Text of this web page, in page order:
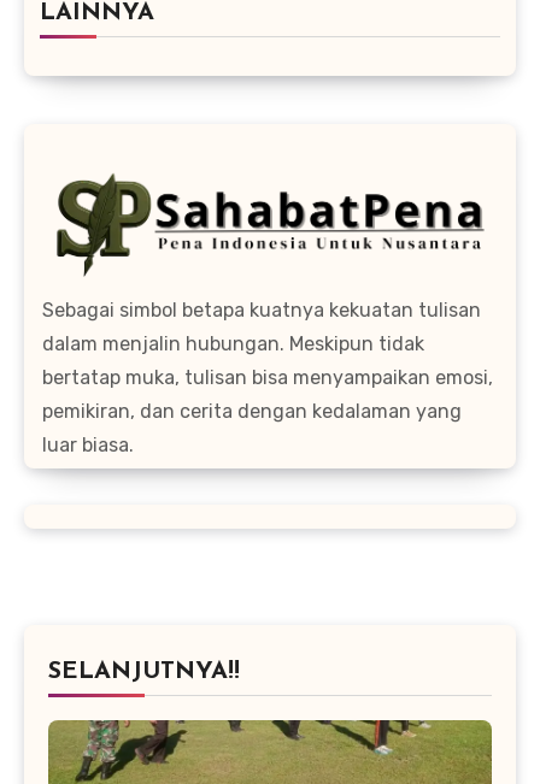
LAINNYA
Sebagai simbol betapa kuatnya kekuatan tulisan
dalam menjalin hubungan. Meskipun tidak
bertatap muka, tulisan bisa menyampaikan emosi,
pemikiran, dan cerita dengan kedalaman yang
luar biasa.
SELANJUTNYA!!